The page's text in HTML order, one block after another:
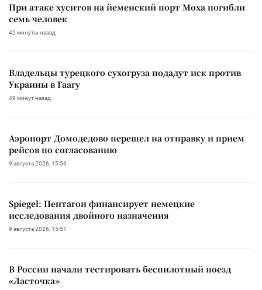
При атаке хуситов на йеменский порт Моха погибли
семь человек
42 минуты назад
Владельцы турецкого сухогруза подадут иск против
Украины в Гаагу
49 минут назад
Аэропорт Домодедово перешел на отправку и прием
рейсов по согласованию
9 августа 2026, 15:56
Spiegel: Пентагон финансирует немецкие
исследования двойного назначения
9 августа 2026, 15:51
В России начали тестировать беспилотный поезд
«Ласточка»